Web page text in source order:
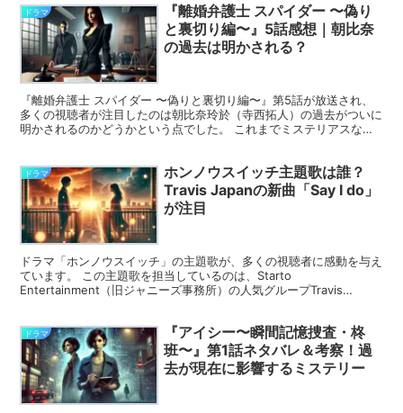
ドラマ
『離婚弁護士 スパイダー 〜偽り
と裏切り編〜』5話感想｜朝比奈
の過去は明かされる？
『離婚弁護士 スパイダー 〜偽りと裏切り編〜』第5話が放送され、
多くの視聴者が注目したのは朝比奈玲於（寺西拓人）の過去がついに
明かされるのかどうかという点でした。 これまでミステリアスな存
ドラマ
ホンノウスイッチ主題歌は誰？
Travis Japanの新曲「Say I do」
が注目
ドラマ「ホンノウスイッチ」の主題歌が、多くの視聴者に感動を与え
ています。 この主題歌を担当しているのは、Starto
Entertainment（旧ジャニーズ事務所）の人気グループTravis
ドラマ
『アイシー〜瞬間記憶捜査・柊
班〜』第1話ネタバレ＆考察！過
去が現在に影響するミステリー